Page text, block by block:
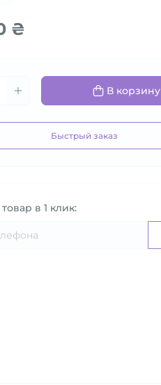
₴
В корзину
Быстрый заказ
в 1 клик: